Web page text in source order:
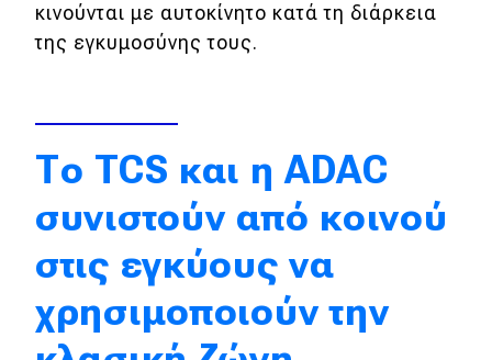
Ασφάλεια
Αγορά
Test Drive
Δοκιμή
Αποστολή
Συγκρίνουμε
κινούνται με αυτοκίνητο κατά τη διάρκεια
της εγκυμοσύνης τους.
Το TCS και η ADAC
συνιστούν από κοινού
στις εγκύους να
χρησιμοποιούν την